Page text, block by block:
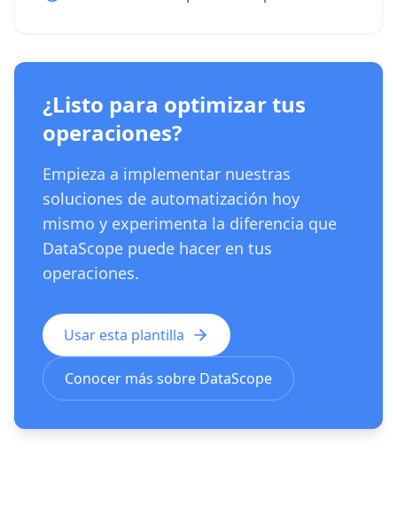
¿Listo para optimizar tus
operaciones?
Empieza a implementar nuestras
soluciones de automatización hoy
mismo y experimenta la diferencia que
DataScope puede hacer en tus
operaciones.
Usar esta plantilla
Conocer más sobre DataScope